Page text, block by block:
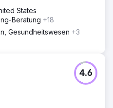
States
Beratung +18
Gesundheitswesen +3
4.6